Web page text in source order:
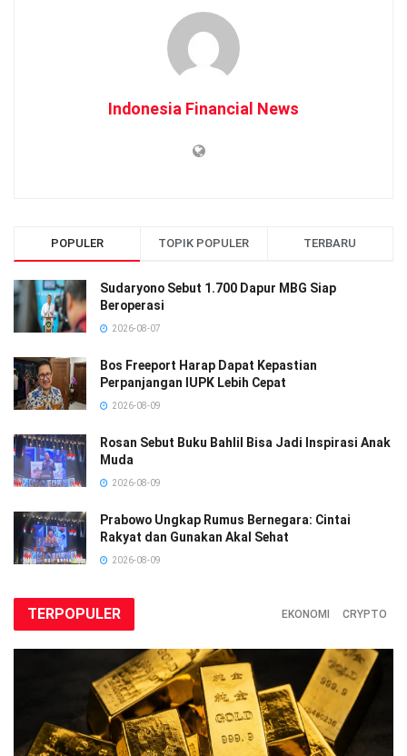
Indonesia Financial News
POPULER TOPIK POPULER TERBARU
Sudaryono Sebut 1.700 Dapur MBG Siap
Beroperasi
2026-08-07
Bos Freeport Harap Dapat Kepastian
Perpanjangan IUPK Lebih Cepat
2026-08-09
Rosan Sebut Buku Bahlil Bisa Jadi Inspirasi Anak
Muda
2026-08-09
Prabowo Ungkap Rumus Bernegara: Cintai
Rakyat dan Gunakan Akal Sehat
2026-08-09
TERPOPULER EKONOMI CRYPTO